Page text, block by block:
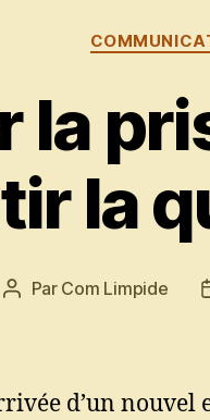
la
la
Auteur
Par Com Limpide
d’un nouvel